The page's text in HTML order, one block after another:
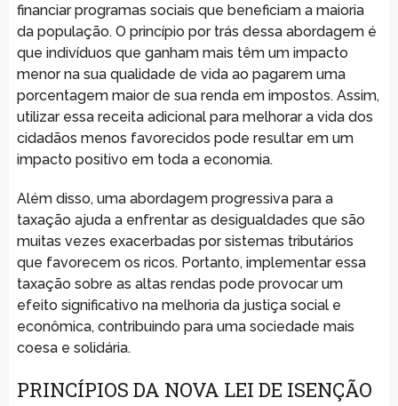
financiar programas sociais que beneficiam a maioria
da população. O princípio por trás dessa abordagem é
que indivíduos que ganham mais têm um impacto
menor na sua qualidade de vida ao pagarem uma
porcentagem maior de sua renda em impostos. Assim,
utilizar essa receita adicional para melhorar a vida dos
cidadãos menos favorecidos pode resultar em um
impacto positivo em toda a economia.
Além disso, uma abordagem progressiva para a
taxação ajuda a enfrentar as desigualdades que são
muitas vezes exacerbadas por sistemas tributários
que favorecem os ricos. Portanto, implementar essa
taxação sobre as altas rendas pode provocar um
efeito significativo na melhoria da justiça social e
econômica, contribuindo para uma sociedade mais
coesa e solidária.
PRINCÍPIOS DA NOVA LEI DE ISENÇÃO